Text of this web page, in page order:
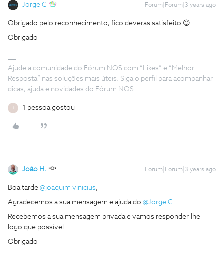
Jorge C Forum|Forum|3 years ago
Obrigado pelo reconhecimento, fico deveras satisfeito 😊
Obrigado
Ajude a comunidade do Fórum NOS com “Likes” e “Melhor
Resposta” nas soluções mais úteis. Siga o perfil para acompanhar
dicas, ajuda e novidades do Fórum NOS.
1 pessoa gostou
João H. Forum|Forum|3 years ago
Boa tarde @joaquim vinicius,
Agradecemos a sua mensagem e ajuda do @Jorge C.
Recebemos a sua mensagem privada e vamos responder-lhe
logo que possível.
Obrigado